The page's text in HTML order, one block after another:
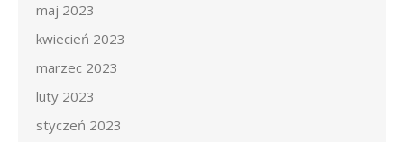
maj 2023
kwiecień 2023
marzec 2023
luty 2023
styczeń 2023